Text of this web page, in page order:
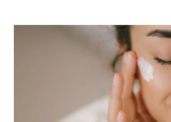
moda & ljepota